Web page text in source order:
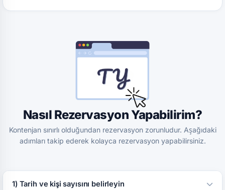
Nasıl Rezervasyon Yapabilirim?
Kontenjan sınırlı olduğundan rezervasyon zorunludur. Aşağıdaki
adımları takip ederek kolayca rezervasyon yapabilirsiniz.
1) Tarih ve kişi sayısını belirleyin